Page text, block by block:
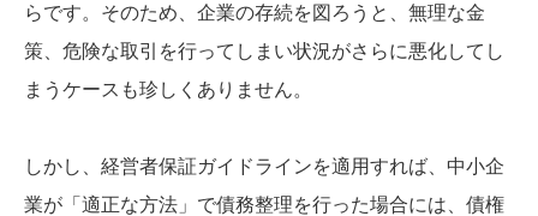
らです。そのため、企業の存続を図ろうと、無理な金
策、危険な取引を行ってしまい状況がさらに悪化してし
まうケースも珍しくありません。
しかし、経営者保証ガイドラインを適用すれば、中小企
業が「適正な方法」で債務整理を行った場合には、債権